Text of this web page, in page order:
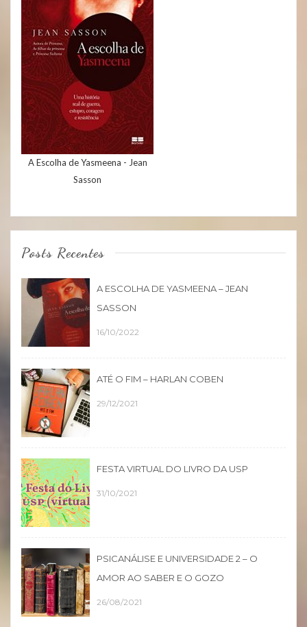
A Escolha de Yasmeena - Jean
Sasson
Posts Recentes
A ESCOLHA DE YASMEENA – JEAN
SASSON
16/10/2022
ATÉ O FIM – HARLAN COBEN
29/12/2021
FESTA VIRTUAL DO LIVRO DA USP
31/10/2021
PSICANÁLISE E UNIVERSIDADE 2 – O
AMOR AO SABER E O GOZO
26/08/2021